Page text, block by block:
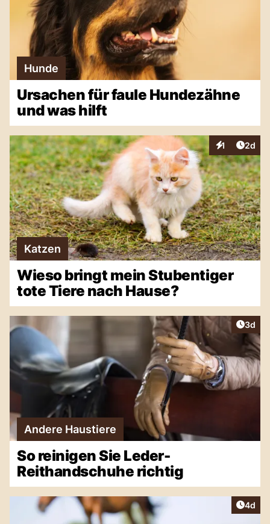
Hunde
Ursachen für faule Hundezähne
und was hilft
1
Interaktionen
2d
Katzen
Wieso bringt mein Stubentiger
tote Tiere nach Hause?
3d
Andere Haustiere
So reinigen Sie Leder-
Reithandschuhe richtig
4d